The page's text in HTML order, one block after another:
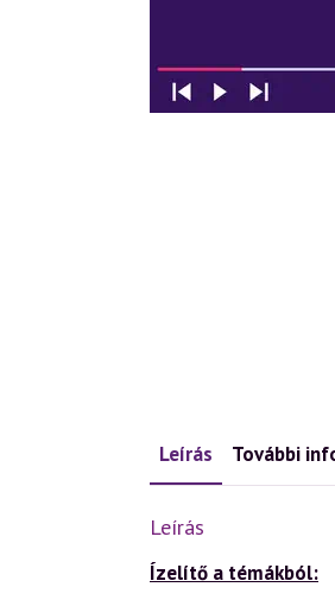
Leírás További
Leírás
Ízelítő a témákból: